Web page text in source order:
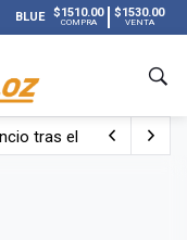
BLUE $1510.00
COMPRA
$1530.00
VENTA
tras el incidente con